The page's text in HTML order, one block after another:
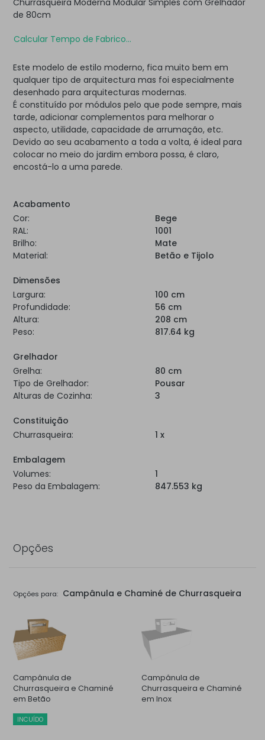
de 80cm
Calcular Tempo de Fabrico...
Este modelo de estilo moderno, fica muito bem em
qualquer tipo de arquitectura mas foi especialmente
desenhado para arquitecturas modernas.
É constituído por módulos pelo que pode sempre, mais
tarde, adicionar complementos para melhorar o
aspecto, utilidade, capacidade de arrumação, etc.
Devido ao seu acabamento a toda a volta, é ideal para
colocar no meio do jardim embora possa, é claro,
encostá-lo a uma parede.
Acabamento
Cor:
Bege
RAL:
1001
Brilho:
Mate
Material:
Betão e Tijolo
Dimensões
Largura:
100 cm
Profundidade:
56 cm
Altura:
208 cm
Peso:
817.64 kg
Grelhador
Grelha:
80 cm
Tipo de Grelhador:
Pousar
Alturas de Cozinha:
3
Constituição
Churrasqueira:
1 x
Embalagem
Volumes:
1
Peso da Embalagem:
847.553 kg
Opções
Opções para: Campânula e Chaminé de Churrasqueira
Campânula de
Churrasqueira e Chaminé
em Betão
INCUÍDO
Campânula de
Churrasqueira e Chaminé
em Inox